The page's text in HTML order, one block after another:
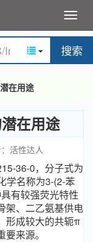
搜索
在用途
在用途
活性达人
36-0，分子式为
学名称为3-(2-苯
有较强荧光特性
架、二乙氨基供电
形成较大的共轭π
来源。